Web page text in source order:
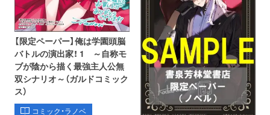
【限定ペーパー】俺は学園頭脳
バトルの演出家！ 1 ～自称モ
ブが陰から描く最強主人公無
双シナリオ～（ガルドコミック
ス）
コミック・ラノベ